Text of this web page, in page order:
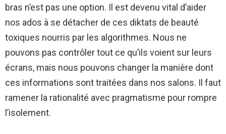
bras n’est pas une option. Il est devenu vital d’aider
nos ados à se détacher de ces diktats de beauté
toxiques nourris par les algorithmes. Nous ne
pouvons pas contrôler tout ce qu’ils voient sur leurs
écrans, mais nous pouvons changer la manière dont
ces informations sont traitées dans nos salons. Il faut
ramener la rationalité avec pragmatisme pour rompre
l’isolement.